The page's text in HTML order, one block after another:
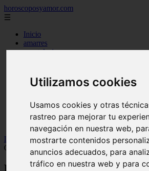
Utilizamos cookies
Usamos cookies y otras
rastreo para mejorar tu
navegación en nuestra web,
mostrarte contenidos
anuncios adecuados, para
tráfico en nuestra web y para
horoscoposyamor.com
☰
Inicio
amarres
constelaciones
novedades
numerologia
seres mitologicos
significado de los suenos
simbologia
Inicio
horoscopos >Hombre Serpiente
Compatibilidad a largo plazo